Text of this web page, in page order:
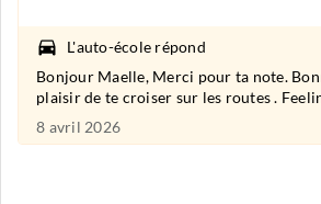
L'auto-école répond
Bonjour Maelle, Merci pour ta note.
plaisir de te croiser sur les routes .
8 avril 2026